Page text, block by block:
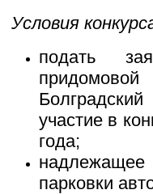
Условия
подать
участие в
года;
парковки